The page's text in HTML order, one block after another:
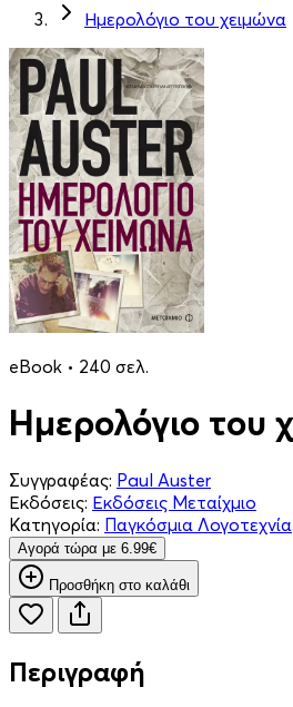
Ημερολόγιο του χειμώνα
eBook • 240 σελ.
Ημερολόγιο του
Συγγραφέας: Paul Auster
Εκδόσεις: Εκδόσεις Μεταίχμιο
Κατηγορία: Παγκόσμια Λογοτεχνία
Aγορά τώρα με 6.99€
Προσθήκη στο καλάθι
Περιγραφή